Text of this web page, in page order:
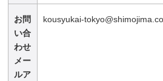
お問
い合
わせ
メー
ルア
kousyukai-